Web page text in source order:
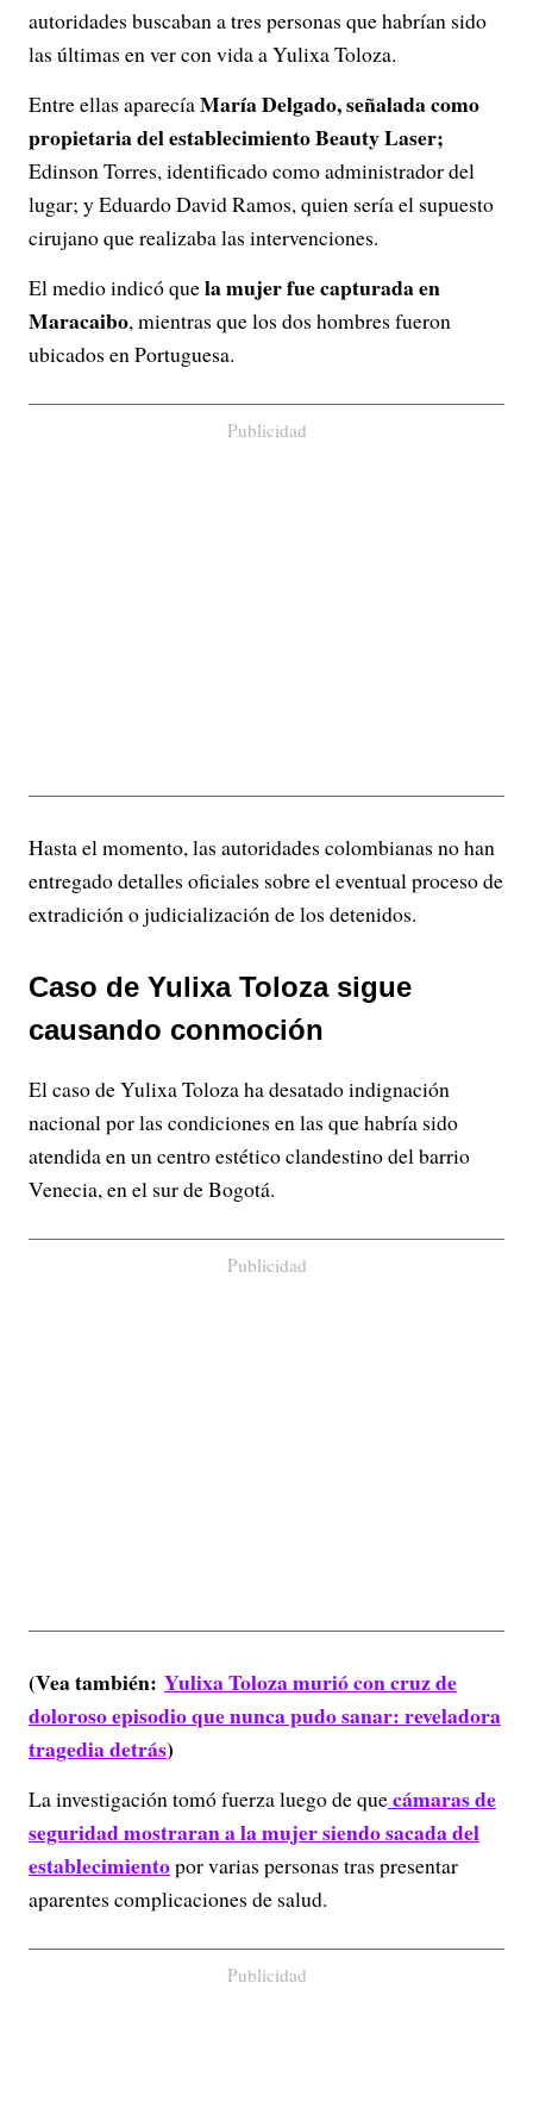
autoridades buscaban a tres personas que habrían sido
las últimas en ver con vida a Yulixa Toloza.
Entre ellas aparecíaMaría Delgado, señalada como
propietaria del establecimiento Beauty Laser;
Edinson Torres, identificado como administrador del
lugar; y Eduardo David Ramos, quien sería el supuesto
cirujano que realizaba las intervenciones.
El medio indicó quela mujer fue capturada en
Maracaibo, mientras que los dos hombres fueron
ubicados en Portuguesa.
Publicidad
Hasta el momento, las autoridades colombianas no han
entregado detalles oficiales sobre el eventual proceso de
extradición o judicialización de los detenidos.
Caso de Yulixa Toloza sigue
causando conmoción
El caso de Yulixa Toloza ha desatado indignación
nacional por las condiciones en las que habría sido
atendida en un centro estético clandestino del barrio
Venecia, en el sur de Bogotá.
Publicidad
(Vea también: Yulixa Toloza murió con cruz de
doloroso episodio que nunca pudo sanar: reveladora
tragedia detrás)
La investigación tomó fuerza luego de quecámaras de
seguridad mostraran a la mujer siendo sacada del
establecimientopor varias personas tras presentar
aparentes complicaciones de salud.
Publicidad